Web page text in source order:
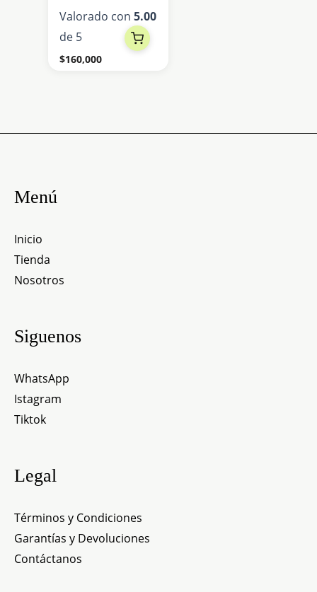
Valorado con 5.00
de 5
$160,000
Menú
Inicio
Tienda
Nosotros
Siguenos
WhatsApp
Istagram
Tiktok
Legal
Términos y Condiciones
Garantías y Devoluciones
Contáctanos